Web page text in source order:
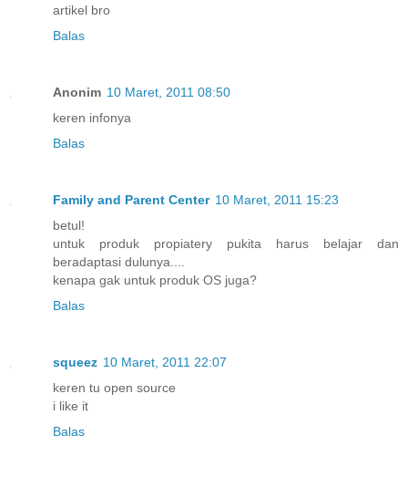
artikel bro
Balas
Anonim 10 Maret, 2011 08:50
keren infonya
Balas
Family and Parent Center 10 Maret, 2011 15:23
betul!
untuk produk propiatery pukita harus belajar dan
beradaptasi dulunya....
kenapa gak untuk produk OS juga?
Balas
squeez 10 Maret, 2011 22:07
keren tu open source
i like it
Balas